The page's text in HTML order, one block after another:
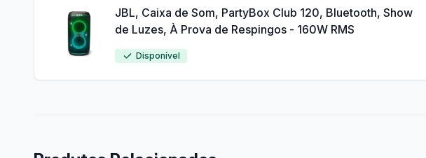
JBL, Caixa de Som, PartyBox Club 120, Bluetooth, Show
de Luzes, À Prova de Respingos - 160W RMS
Disponível